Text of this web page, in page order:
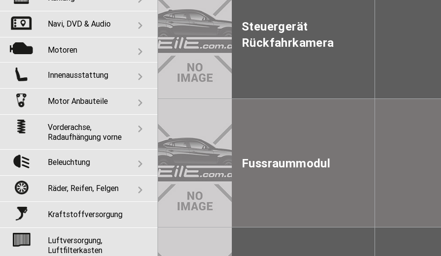
Navi, DVD & Audio
Motoren
Innenausstattung
Motor Anbauteile
Vorderachse,
Radaufhängung vorne
Beleuchtung
Räder, Reifen, Felgen
Kraftstoffversorgung
Luftversorgung,
Luftfilterkasten
Steuergerät
Rückfahrkamera
Fussraummodul